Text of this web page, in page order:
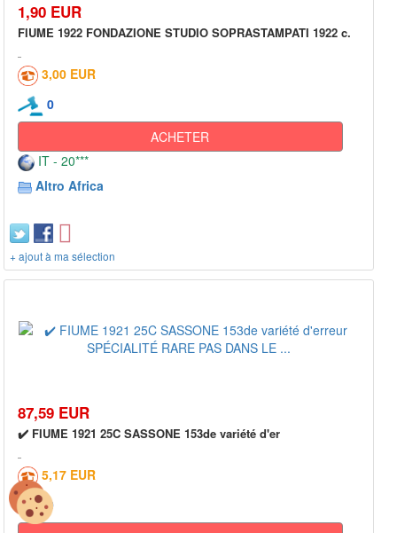
1,90 EUR
FIUME 1922 FONDAZIONE STUDIO SOPRASTAMPATI 1922 c.
3,00 EUR
0
ACHETER
IT - 20***
Altro Africa
+ ajout à ma sélection
87,59 EUR
✔️ FIUME 1921 25C SASSONE 153de variété d'er
5,17 EUR
0